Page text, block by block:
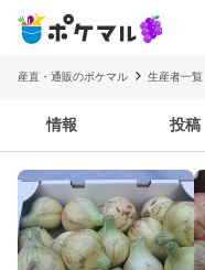
産直・通販のポケマル 生産者一覧
情報 投稿